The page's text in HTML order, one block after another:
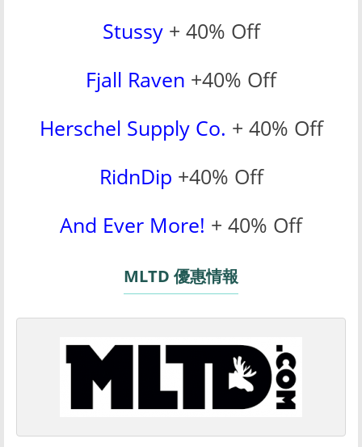
Stussy+ 40% Off
Fjall Raven +40% Off
Herschel Supply Co. + 40% Off
RidnDip +40% Off
And Ever More! + 40% Off
MLTD 優惠情報